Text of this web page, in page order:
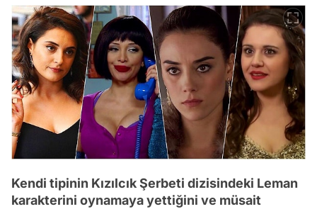
Kendi tipinin Kızılcık Şerbeti dizisindeki Leman
karakterini oynamaya yettiğini ve müsait